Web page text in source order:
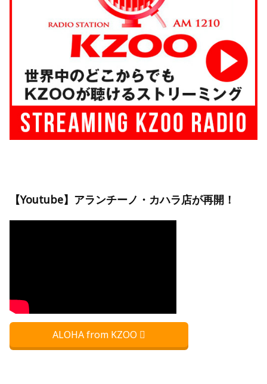
【Youtube】アランチーノ・カハラ店が再開！
ALOHA from KZOO